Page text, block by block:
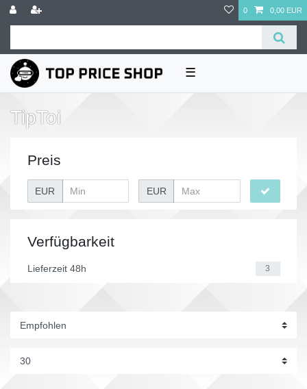
0 0,00 EUR
☰
TipToi
Preis
EUR EUR
Verfügbarkeit
Lieferzeit 48h 3